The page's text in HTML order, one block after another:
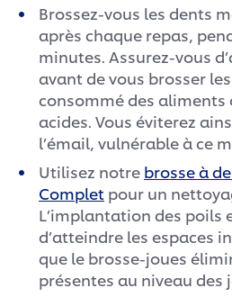
Brossez-vous les dents
après chaque repas,
minutes. Assurez-vous
avant de vous brosser
consommé des aliments
acides. Vous éviterez
l’émail, vulnérable à ce
Utilisez notre brosse à
Complet pour un
L’implantation des poils
d’atteindre les espaces
que le brosse-joues
présentes au niveau des